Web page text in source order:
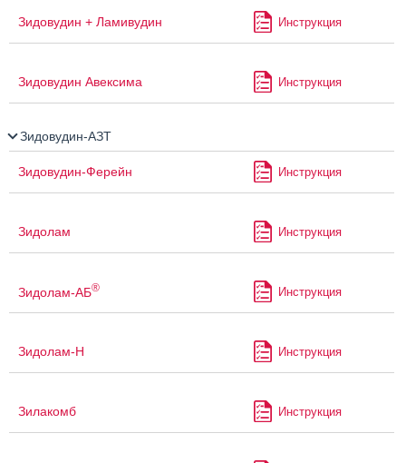
Зидовудин + Ламивудин Инструкция
Зидовудин Авексима Инструкция
Зидовудин-АЗТ
Зидовудин-Ферейн Инструкция
Зидолам Инструкция
Зидолам-АБ® Инструкция
Зидолам-Н Инструкция
Зилакомб Инструкция